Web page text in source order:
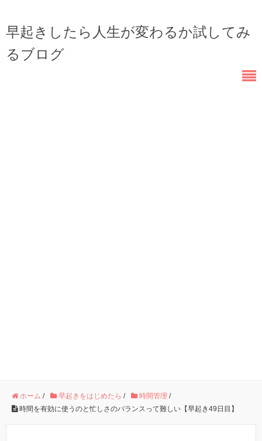
早起きしたら人生が変わるか試してみ
るブログ
ホーム / 早起きをはじめたら / 時間管理 /
時間を有効に使うのと忙しさのバランスって難しい【早起き49日目】